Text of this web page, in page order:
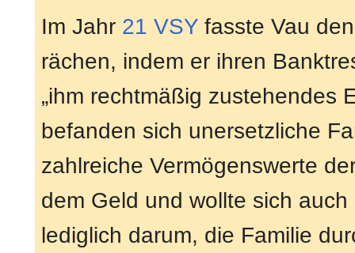
Im Jahr 21 VSY fasste Vau
rächen, indem er ihren
„ihm rechtmäßig zustehendes
befanden sich unersetzliche
zahlreiche Vermögenswerte
dem Geld und wollte sich
lediglich darum, die Familie